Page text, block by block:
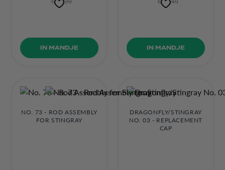
IN MANDJE IN MANDJE
NO. 73 - ROD ASSEMBLY
FOR STINGRAY
DRAGONFLY/STINGRAY
NO. 03 - REPLACEMENT
CAP